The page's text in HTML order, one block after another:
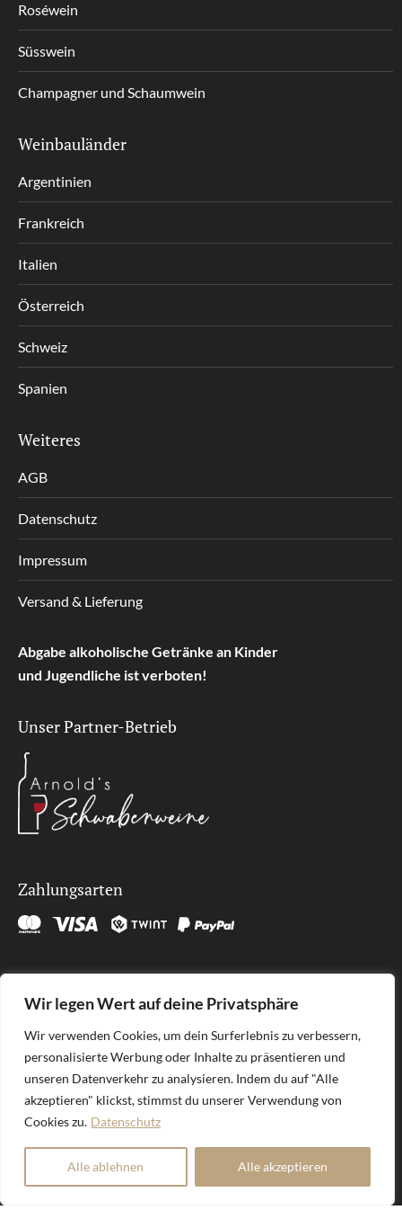
Wir legen Wert auf deine Privatsphäre
Wir verwenden Cookies, um dein Surferlebnis zu verbessern,
personalisierte Werbung oder Inhalte zu präsentieren und
unseren Datenverkehr zu analysieren. Indem du auf "Alle
akzeptieren" klickst, stimmst du unserer Verwendung von
Cookies zu. Datenschutz
Alle ablehnen Alle akzeptieren
Roséwein
Süsswein
Champagner und Schaumwein
Weinbauländer
Argentinien
Frankreich
Italien
Österreich
Schweiz
Spanien
Weiteres
AGB
Datenschutz
Impressum
Versand & Lieferung
Abgabe alkoholische Getränke an Kinder
und Jugendliche ist verboten!
Unser Partner-Betrieb
Zahlungsarten
Brunnenhöfli 9
6012 Obernau
welcome@sudlage.ch
SÜDLAGE GmbH | Deine online Weinboutique